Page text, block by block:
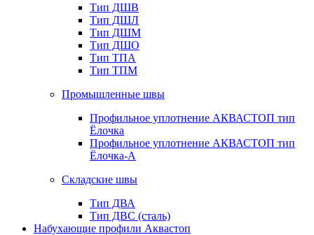
Тип ДШВ
Тип ДШЛ
Тип ДШМ
Тип ДШО
Тип ТПА
Тип ТПМ
Промышленные швы
Профильное уплотнение АКВАСТОП тип
Ёлочка
Профильное уплотнение АКВАСТОП тип
Ёлочка-А
Складские швы
Тип ДВА
Тип ДВС (сталь)
Набухающие профили Аквастоп